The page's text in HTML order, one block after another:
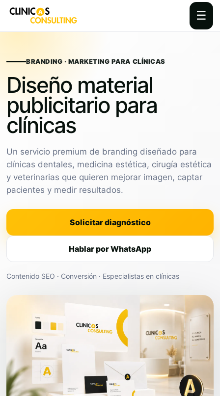
☰
contentBRANDING · MARKETING PARA CLÍNICAS
Diseño material
publicitario para
clínicas
Un servicio premium de branding diseñado para
clínicas dentales, medicina estética, cirugía estética
y veterinarias que quieren mejorar imagen, captar
pacientes y medir resultados.
Solicitar diagnóstico
Hablar por WhatsApp
Contenido SEO · Conversión · Especialistas en clínicas